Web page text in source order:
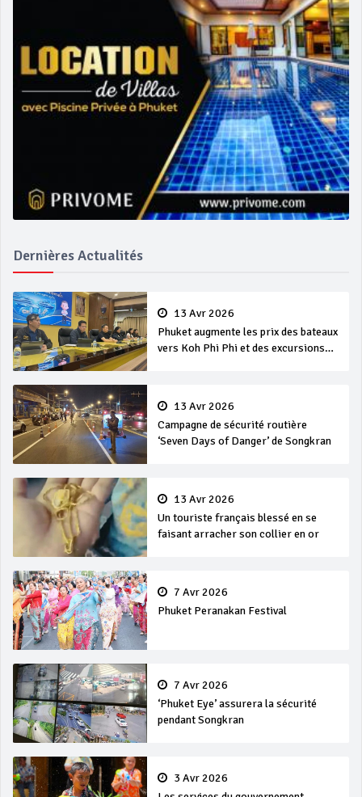
Dernières Actualités
13 Avr 2026
Phuket augmente les prix des bateaux
vers Koh Phi Phi et des excursions
13 Avr 2026
Campagne de sécurité routière
‘Seven Days of Danger’ de Songkran
13 Avr 2026
Un touriste français blessé en se
faisant arracher son collier en or
7 Avr 2026
Phuket Peranakan Festival
7 Avr 2026
‘Phuket Eye’ assurera la sécurité
pendant Songkran
3 Avr 2026